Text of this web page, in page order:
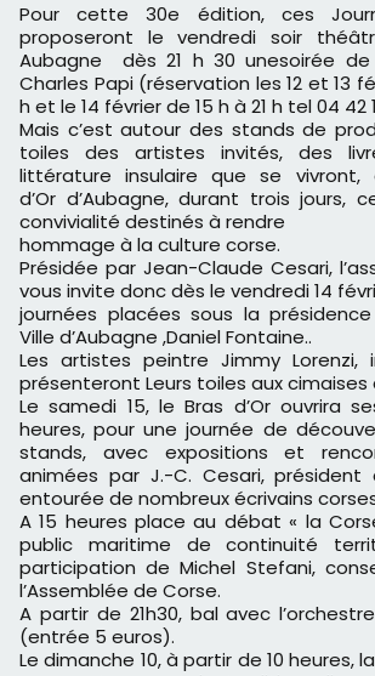
Pour cette 30e édition, ces
proposeront le vendredi soir
Aubagne dès21 h 30 unesoirée
Charles Papi (réservation les 12 et 13
h et le 14 février de 15 h à 21 h tel 04 42
Mais c’est autour des stands de
toiles des artistes invités, des
littérature insulaire que se vivront,
d’Or d’Aubagne, durant trois jours,
convivialité destinés à rendre
hommage à la culture corse.
Présidée par Jean-Claude Cesari,
vous invite donc dès le vendredi 14
journées placées sous la
Ville d’Aubagne ,Daniel Fontaine..
Les artistes peintre Jimmy Lorenzi,
présenteront Leurs toiles aux cimaises
Le samedi 15, le Bras d’Or ouvrira
heures, pour une journée de
stands, avec expositions et
animées par J.-C. Cesari, président
entourée de nombreux écrivains
A 15 heures place au débat « la
public maritime de continuité
participation de Michel Stefani,
l’Assemblée de Corse.
A partir de 21h30, bal avec
(entrée 5 euros).
Le dimanche 10, à partir de 10 heures,